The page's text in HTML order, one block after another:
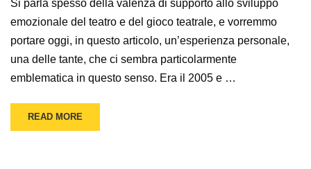
Si parla spesso della valenza di supporto allo sviluppo
emozionale del teatro e del gioco teatrale, e vorremmo
portare oggi, in questo articolo, un’esperienza personale,
una delle tante, che ci sembra particolarmente
emblematica in questo senso. Era il 2005 e …
READ MORE